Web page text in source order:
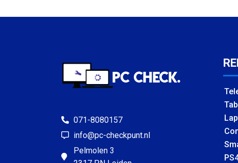
071-8080157
info@pc-checkpunt.nl
Pelmolen 3